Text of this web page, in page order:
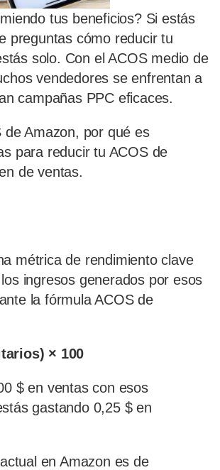
tus beneficios? Si estás
preguntas cómo reducir tu
solo. Con el ACOS medio de
vendedores se enfrentan a
campañas PPC eficaces.
Amazon, por qué es
para reducir tu ACOS de
de ventas.
métrica de rendimiento clave
ingresos generados por esos
la fórmula ACOS de
× 100
$ en ventas con esos
gastando 0,25 $ en
en Amazon es de